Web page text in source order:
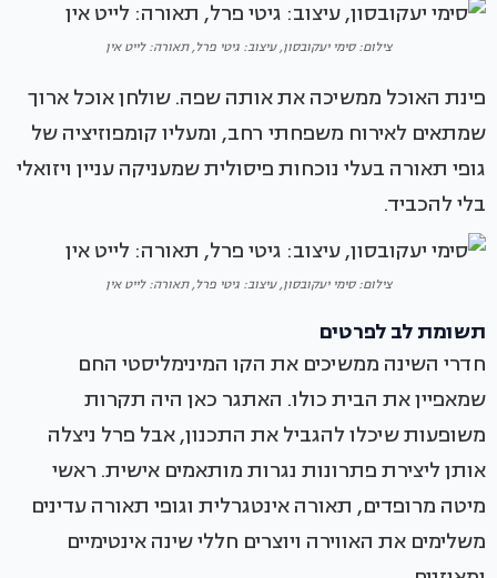
צילום: סימי יעקובסון, עיצוב: גיטי פרל, תאורה: לייט אין
פינת האוכל ממשיכה את אותה שפה. שולחן אוכל ארוך
שמתאים לאירוח משפחתי רחב, ומעליו קומפוזיציה של
גופי תאורה בעלי נוכחות פיסולית שמעניקה עניין ויזואלי
בלי להכביד.
צילום: סימי יעקובסון, עיצוב: גיטי פרל, תאורה: לייט אין
תשומת לב לפרטים
חדרי השינה ממשיכים את הקו המינימליסטי החם
שמאפיין את הבית כולו. האתגר כאן היה תקרות
משופעות שיכלו להגביל את התכנון, אבל פרל ניצלה
אותן ליצירת פתרונות נגרות מותאמים אישית. ראשי
מיטה מרופדים, תאורה אינטגרלית וגופי תאורה עדינים
משלימים את האווירה ויוצרים חללי שינה אינטימיים